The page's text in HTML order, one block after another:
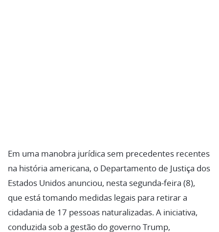
Em uma manobra jurídica sem precedentes recentes
na história americana, o Departamento de Justiça dos
Estados Unidos anunciou, nesta segunda-feira (8),
que está tomando medidas legais para retirar a
cidadania de 17 pessoas naturalizadas. A iniciativa,
conduzida sob a gestão do governo Trump,